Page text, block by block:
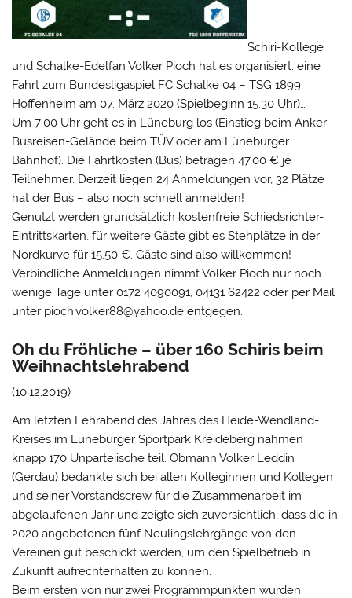
Schiri-Kollege
und Schalke-Edelfan Volker Pioch hat es organisiert: eine
Fahrt zum Bundesligaspiel FC Schalke 04 – TSG 1899
Hoffenheim am 07. März 2020 (Spielbeginn 15.30 Uhr)…
Um 7:00 Uhr geht es in Lüneburg los (Einstieg beim Anker
Busreisen-Gelände beim TÜV oder am Lüneburger
Bahnhof). Die Fahrtkosten (Bus) betragen 47,00 € je
Teilnehmer. Derzeit liegen 24 Anmeldungen vor, 32 Plätze
hat der Bus – also noch schnell anmelden!
Genutzt werden grundsätzlich kostenfreie Schiedsrichter-
Eintrittskarten, für weitere Gäste gibt es Stehplätze in der
Nordkurve für 15,50 €. Gäste sind also willkommen!
Verbindliche Anmeldungen nimmt Volker Pioch nur noch
wenige Tage unter 0172 4090091, 04131 62422 oder per Mail
unter pioch.volker88@yahoo.de entgegen.
Oh du Fröhliche – über 160 Schiris beim
Weihnachtslehrabend
(10.12.2019)
Am letzten Lehrabend des Jahres des Heide-Wendland-
Kreises im Lüneburger Sportpark Kreideberg nahmen
knapp 170 Unparteiische teil. Obmann Volker Leddin
(Gerdau) bedankte sich bei allen Kolleginnen und Kollegen
und seiner Vorstandscrew für die Zusammenarbeit im
abgelaufenen Jahr und zeigte sich zuversichtlich, dass die in
2020 angebotenen fünf Neulingslehrgänge von den
Vereinen gut beschickt werden, um den Spielbetrieb in
Zukunft aufrechterhalten zu können.
Beim ersten von nur zwei Programmpunkten wurden